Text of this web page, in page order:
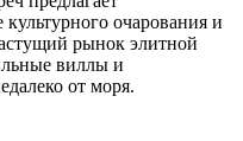
очарования и
рынок элитной
виллы и
от моря.